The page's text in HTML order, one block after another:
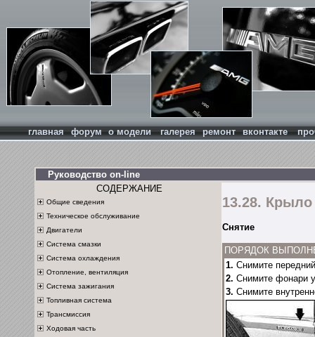
главная форум о модели галерея ремонт вконтакте
Руководство on-line
СОДЕРЖАНИЕ
Общие сведения
Техническое обслуживание
Двигатели
Система смазки
Система охлаждения
Отопление, вентиляция
Система зажигания
Топливная система
Трансмиссия
Ходовая часть
13.28.
Снятие
ПОРЯДОК
1. Снимите
2. Снимите фонари
3. Снимите